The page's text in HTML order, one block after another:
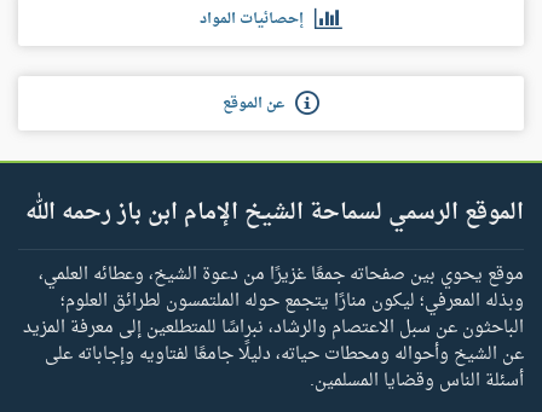
إحصائيات المواد
عن الموقع
الموقع الرسمي لسماحة الشيخ الإمام ابن باز رحمه الله
موقع يحوي بين صفحاته جمعًا غزيرًا من دعوة الشيخ، وعطائه العلمي،
وبذله المعرفي؛ ليكون منارًا يتجمع حوله الملتمسون لطرائق العلوم؛
الباحثون عن سبل الاعتصام والرشاد، نبراسًا للمتطلعين إلى معرفة المزيد
عن الشيخ وأحواله ومحطات حياته، دليلًا جامعًا لفتاويه وإجاباته على
أسئلة الناس وقضايا المسلمين.